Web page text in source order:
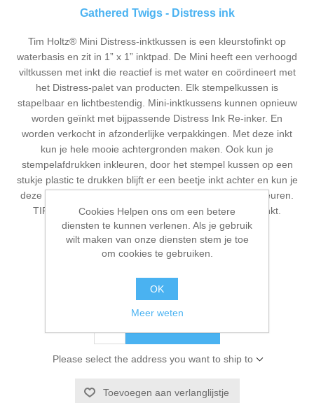
Gathered Twigs - Distress ink
Tim Holtz® Mini Distress-inktkussen is een kleurstofinkt op
waterbasis en zit in 1” x 1” inktpad. De Mini heeft een verhoogd
viltkussen met inkt die reactief is met water en coördineert met
het Distress-palet van producten. Elk stempelkussen is
stapelbaar en lichtbestendig. Mini-inktkussens kunnen opnieuw
worden geïnkt met bijpassende Distress Ink Re-inker. En
worden verkocht in afzonderlijke verpakkingen. Met deze inkt
kun je hele mooie achtergronden maken. Ook kun je
stempelafdrukken inkleuren, door het stempel kussen op een
stukje plastic te drukken blijft er een beetje inkt achter en kun je
deze met een waterpenseel opnemen en de afdruk inkleuren.
TIP: gebruik voor de afdruk een watervaste stempelinkt.
Beschikbaarheid: Niet op voorraad
€ 4,00 incl. BTW
Please select the address you want to ship to
Toevoegen aan verlanglijstje
Cookies Helpen ons om een betere
diensten te kunnen verlenen. Als je gebruik
wilt maken van onze diensten stem je toe
om cookies te gebruiken.
OK
Meer weten